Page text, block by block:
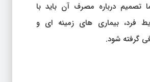
تصمیم درباره مصرف آن باید با
فرد، بیماری های زمینه ای و
گرفته شود.